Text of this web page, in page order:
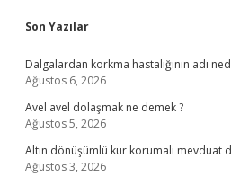
Sidebar
Son Yazılar
Dalgalardan korkma hastalığının adı
Ağustos 6, 2026
Avel avel dolaşmak ne demek ?
Ağustos 5, 2026
Altın dönüşümlü kur korumalı mevduat
Ağustos 3, 2026